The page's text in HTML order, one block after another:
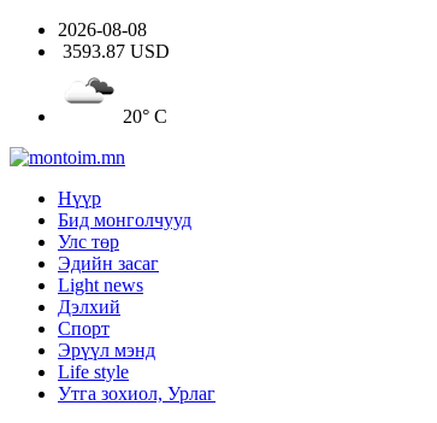
2026-08-08
3593.87 USD
20° C
Нүүр
Бид монголчууд
Улс төр
Эдийн засаг
Light news
Дэлхий
Спорт
Эрүүл мэнд
Life style
Утга зохиол, Урлаг